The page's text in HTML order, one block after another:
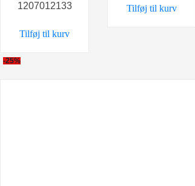
var:
1207012133
Tilføj til kurv
Tilføj til kurv
-25%